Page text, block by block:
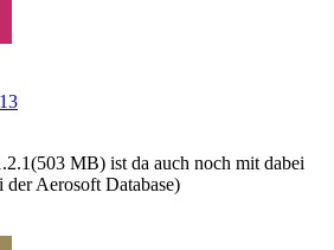
MB) ist da auch noch mit dabei
der Aerosoft Database)